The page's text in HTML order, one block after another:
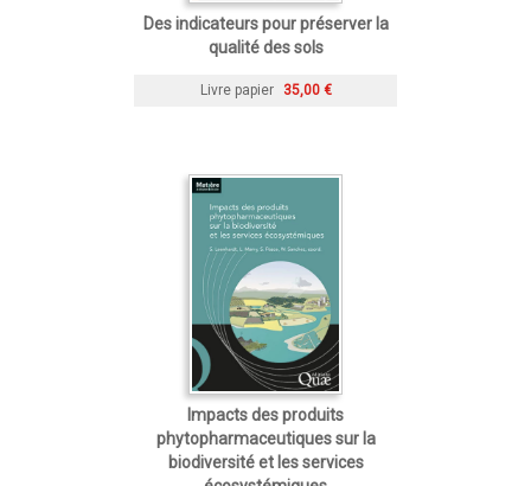
Des indicateurs pour préserver la
qualité des sols
Livre papier 35,00 €
Impacts des produits
phytopharmaceutiques sur la
biodiversité et les services